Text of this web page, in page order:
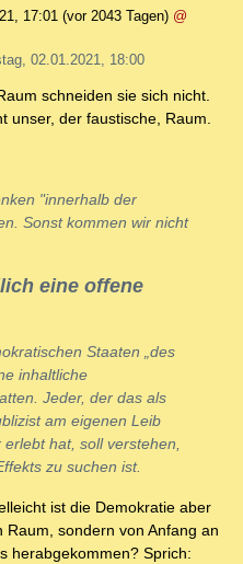
17:01 (vor 2043 Tagen) @
02.01.2021, 18:00
schneiden sie sich nicht.
unser, der faustische, Raum.
"innerhalb der
Sonst kommen wir nicht
eine offene
Staaten „des
inhaltliche
Jeder, der das als
am eigenen Leib
hat, soll verstehen,
zu suchen ist.
ist die Demokratie aber
sondern von Anfang an
herabgekommen? Sprich: